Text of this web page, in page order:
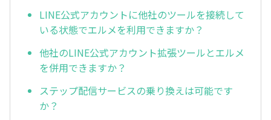
LINE公式アカウントに他社のツールを接続して
いる状態でエルメを利用できますか？
他社のLINE公式アカウント拡張ツールとエルメ
を併用できますか？
ステップ配信サービスの乗り換えは可能です
か？